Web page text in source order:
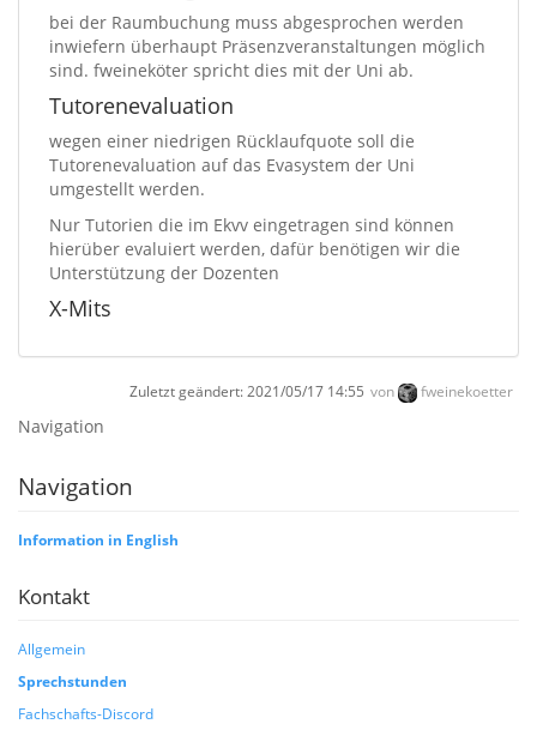
bei der Raumbuchung muss abgesprochen werden
inwiefern überhaupt Präsenzveranstaltungen möglich
sind. fweineköter spricht dies mit der Uni ab.
Tutorenevaluation
wegen einer niedrigen Rücklaufquote soll die
Tutorenevaluation auf das Evasystem der Uni
umgestellt werden.
Nur Tutorien die im Ekvv eingetragen sind können
hierüber evaluiert werden, dafür benötigen wir die
Unterstützung der Dozenten
X-Mits
Zuletzt geändert: 2021/05/17 14:55 von fweinekoetter
Navigation
Navigation
Information in English
Kontakt
Allgemein
Sprechstunden
Fachschafts-Discord